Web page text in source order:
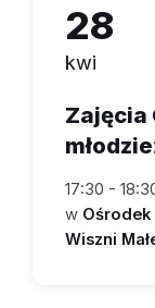
28
kwi
Zajęcia
17:30 -
w
Wiszni